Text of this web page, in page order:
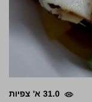
31.0 א' צפיות